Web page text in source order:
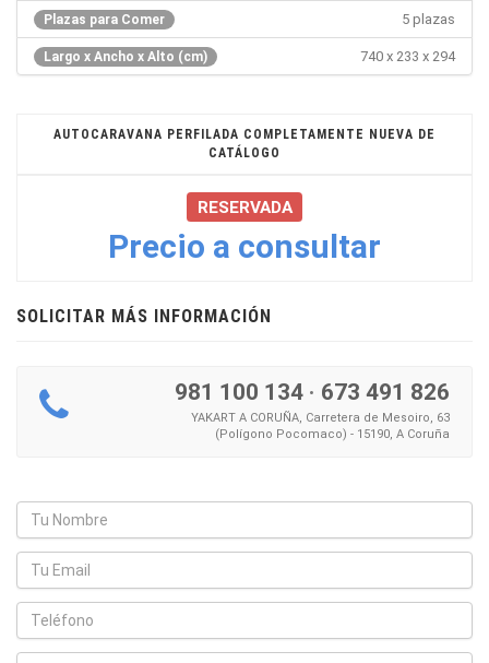
Plazas para Comer 5 plazas
Largo x Ancho x Alto (cm) 740 x 233 x 294
AUTOCARAVANA PERFILADA COMPLETAMENTE NUEVA DE
CATÁLOGO
RESERVADA
Precio a consultar
SOLICITAR MÁS INFORMACIÓN
981 100 134 · 673 491 826
YAKART A CORUÑA, Carretera de Mesoiro, 63
(Polígono Pocomaco) - 15190, A Coruña